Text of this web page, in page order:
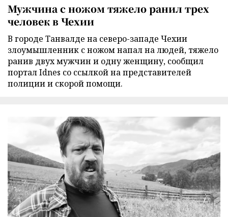
Мужчина с ножом тяжело ранил трех
человек в Чехии
В городе Танвалде на северо-западе Чехии
злоумышленник с ножом напал на людей, тяжело
ранив двух мужчин и одну женщину, сообщил
портал Idnes со ссылкой на представителей
полиции и скорой помощи.